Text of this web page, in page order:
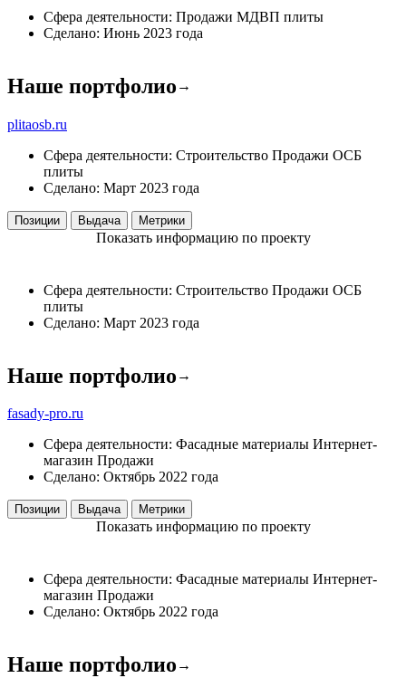
Сфера деятельности: Продажи МДВП плиты
Сделано: Июнь 2023 года
Наше портфолио →
plitaosb.ru
Сфера деятельности: Строительство Продажи ОСБ
плиты
Сделано: Март 2023 года
Позиции Выдача Метрики
Показать информацию по проекту
Сфера деятельности: Строительство Продажи ОСБ
плиты
Сделано: Март 2023 года
Наше портфолио →
fasady-pro.ru
Сфера деятельности: Фасадные материалы Интернет-
магазин Продажи
Сделано: Октябрь 2022 года
Позиции Выдача Метрики
Показать информацию по проекту
Сфера деятельности: Фасадные материалы Интернет-
магазин Продажи
Сделано: Октябрь 2022 года
Наше портфолио →